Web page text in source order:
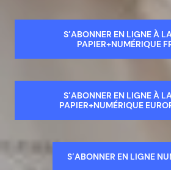
S’ABONNER EN LIGNE À
PAPIER+NUMÉRIQUE
S’ABONNER EN LIGNE À
PAPIER+NUMÉRIQUE
S’ABONNER EN LIGNE